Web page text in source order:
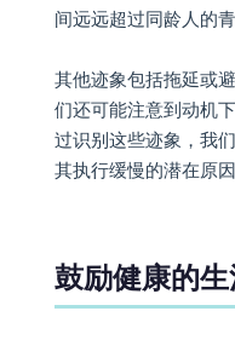
间远远超过同龄人的
其他迹象包括拖延或
们还可能注意到动机
过识别这些迹象，我
其执行缓慢的潜在原因
鼓励健康的